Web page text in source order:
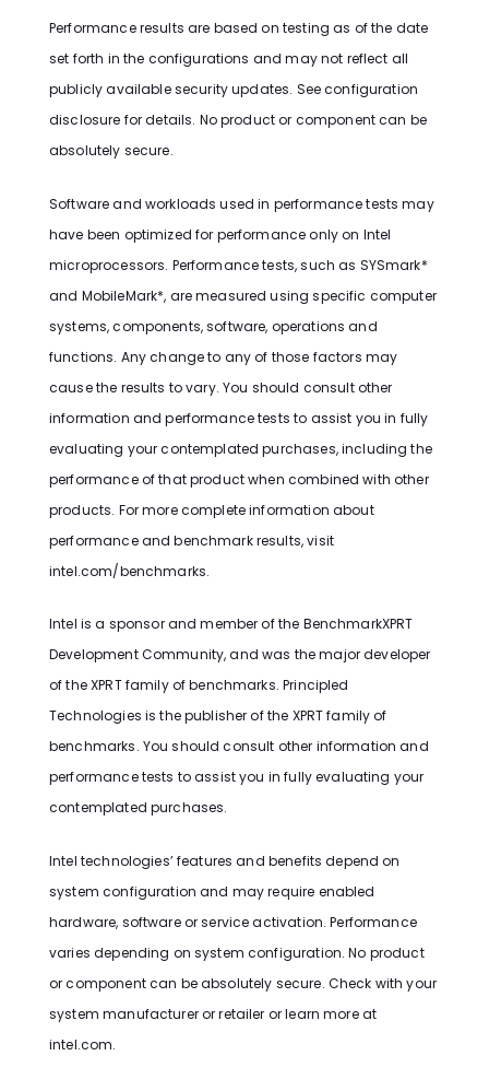
Performance results are based on testing as of the date
set forth in the configurations and may not reflect all
publicly available security updates. See configuration
disclosure for details. No product or component can be
absolutely secure.
Software and workloads used in performance tests may
have been optimized for performance only on Intel
microprocessors. Performance tests, such as SYSmark*
and MobileMark*, are measured using specific computer
systems, components, software, operations and
functions. Any change to any of those factors may
cause the results to vary. You should consult other
information and performance tests to assist you in fully
evaluating your contemplated purchases, including the
performance of that product when combined with other
products. For more complete information about
performance and benchmark results, visit
intel.com/benchmarks.
Intel is a sponsor and member of the BenchmarkXPRT
Development Community, and was the major developer
of the XPRT family of benchmarks. Principled
Technologies is the publisher of the XPRT family of
benchmarks. You should consult other information and
performance tests to assist you in fully evaluating your
contemplated purchases.
Intel technologies’ features and benefits depend on
system configuration and may require enabled
hardware, software or service activation. Performance
varies depending on system configuration. No product
or component can be absolutely secure. Check with your
system manufacturer or retailer or learn more at
intel.com.